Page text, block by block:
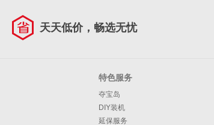
天天低价，畅选无忧
特色服务
夺宝岛
DIY装机
延保服务